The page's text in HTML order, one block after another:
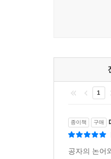
먹고 마시지 않는
1
종이책 구매
공자의 논어